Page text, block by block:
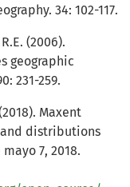
34: 102-117.
(2006).
geographic
231-259.
Maxent
distributions
7, 2018.